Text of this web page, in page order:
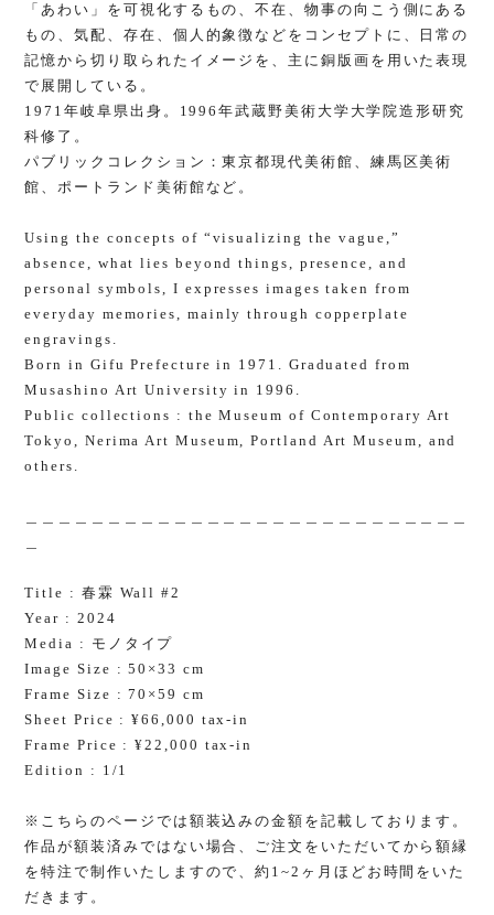
「あわい」を可視化するもの、不在、物事の向こう側にある
もの、気配、存在、個人的象徴などをコンセプトに、日常の
記憶から切り取られたイメージを、主に銅版画を用いた表現
で展開している。
1971年岐阜県出身。1996年武蔵野美術大学大学院造形研究
科修了。
パブリックコレクション：東京都現代美術館、練馬区美術
館、ポートランド美術館など。
Using the concepts of “visualizing the vague,”
absence, what lies beyond things, presence, and
personal symbols, I expresses images taken from
everyday memories, mainly through copperplate
engravings.
Born in Gifu Prefecture in 1971. Graduated from
Musashino Art University in 1996.
Public collections : the Museum of Contemporary Art
Tokyo, Nerima Art Museum, Portland Art Museum, and
others.
Title : 春霖 Wall #2
Year : 2024
Media : モノタイプ
Image Size : 50×33 cm
Frame Size : 70×59 cm
Sheet Price : ¥66,000 tax-in
Frame Price : ¥22,000 tax-in
Edition : 1/1
※こちらのページでは額装込みの金額を記載しております。
作品が額装済みではない場合、ご注文をいただいてから額縁
を特注で制作いたしますので、約1~2ヶ月ほどお時間をいた
だきます。